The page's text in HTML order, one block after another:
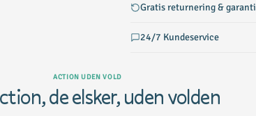
Gratis returnering & garanti
24/7 Kundeservice
ACTION UDEN VOLD
de elsker, uden volden